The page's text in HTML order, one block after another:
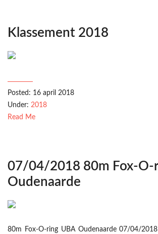
Klassement 2018
Posted: 16 april 2018
Under: 2018
Read Me
07/04/2018 80m Fox-O-
Oudenaarde
80m Fox-O-ring UBA Oudenaarde 07/04/